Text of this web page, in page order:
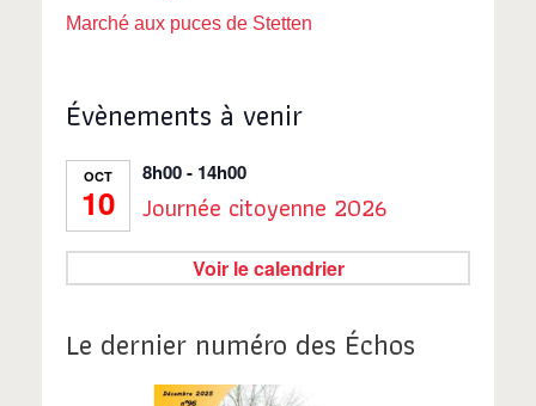
Marché aux puces de Stetten
Évènements à venir
OCT
10
8h00- 14h00
Journée citoyenne 2026
Voir le calendrier
Le dernier numéro des Échos